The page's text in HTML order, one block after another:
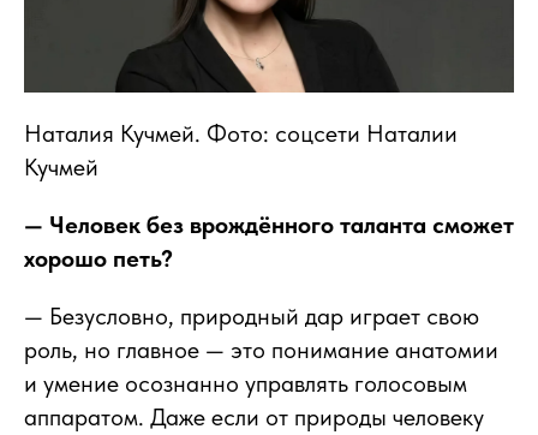
Наталия Кучмей. Фото: соцсети Наталии
Кучмей
— Человек без врождённого таланта сможет
хорошо петь?
— Безусловно, природный дар играет свою
роль, но главное — это понимание анатомии
и умение осознанно управлять голосовым
аппаратом. Даже если от природы человеку